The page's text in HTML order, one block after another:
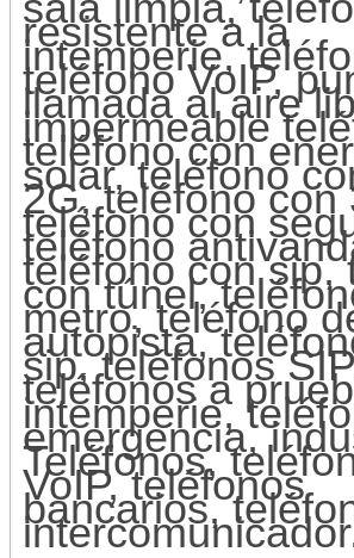
resistente a la
intemperie,
teléfono VoIP,
llamada al aire
impermeable
teléfono con
solar, teléfono
2G, teléfono con
teléfono con
teléfono
teléfono con sip,
con túnel,
metro, teléfono
autopista,
sip, teléfonos
teléfonos a
intemperie,
emergencia,
Teléfonos,
VoIP, teléfonos
bancarios,